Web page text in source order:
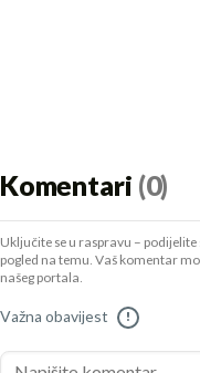
Komentari (0)
Uključite se u raspravu –
pogled na temu. Vaš komentar
našeg portala.
Važna obavijest !